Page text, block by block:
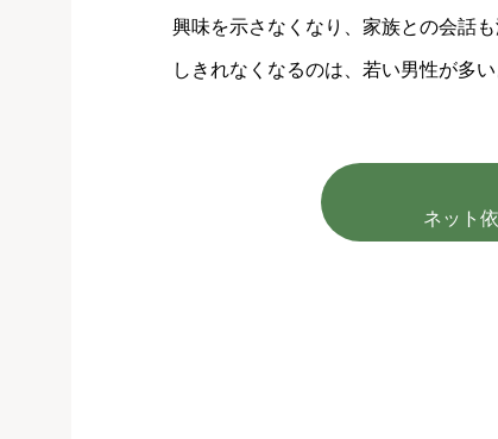
興味を示さなくなり、家族との会話
しきれなくなるのは、若い男性が多
ネット